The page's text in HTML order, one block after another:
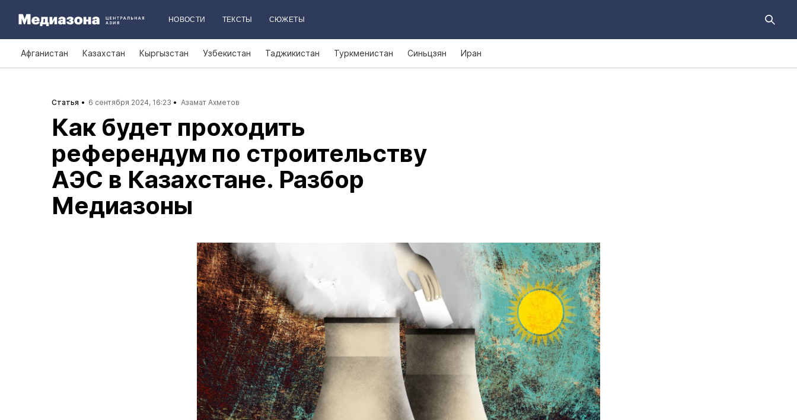
НОВОСТИ ТЕКСТЫ СЮЖЕТЫ
Афганистан Казахстан Кыргызстан Узбекистан Таджикистан Туркменистан Синьцзян Иран
Статья 6 сентября 2024, 16:23 Азамат Ахметов
Как будет проходить
референдум по строительству
АЭС в Казахстане. Разбор
Медиазоны